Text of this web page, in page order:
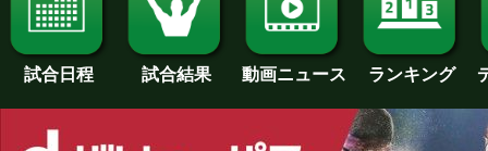
試合日程 試合結果 動画ニュース ランキング